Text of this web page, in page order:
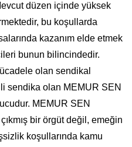
düzen içinde yüksek
bu koşullarda
kazanım elde etmek
bunun bilincindedir.
olan sendikal
sendika olan MEMUR SEN
MEMUR SEN
bir örgüt değil, emeğin
koşullarında kamu